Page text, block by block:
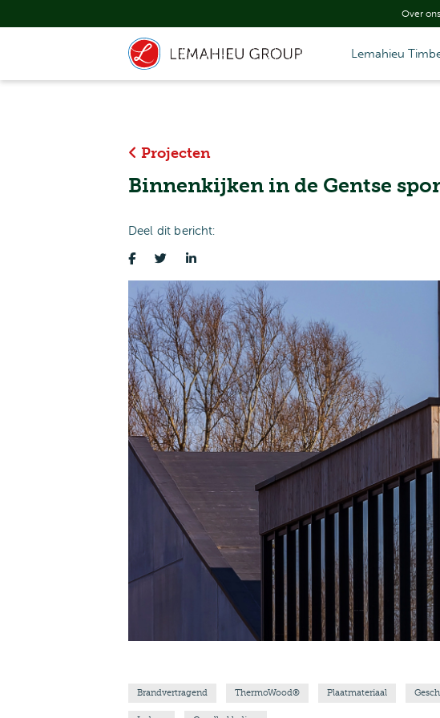
Over ons
Lemahieu
Projecten
Binnenkijken in de Gentse
Deel dit bericht:
Brandvertragend ThermoWood® Plaatmateriaal